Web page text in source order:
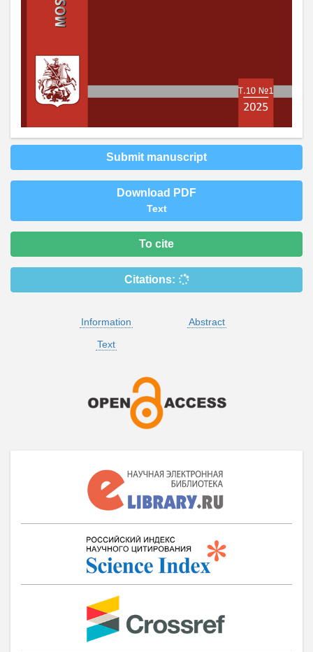
Submit manuscript
Download PDF
Text
To cite
Citations:
Information
Abstract
Text